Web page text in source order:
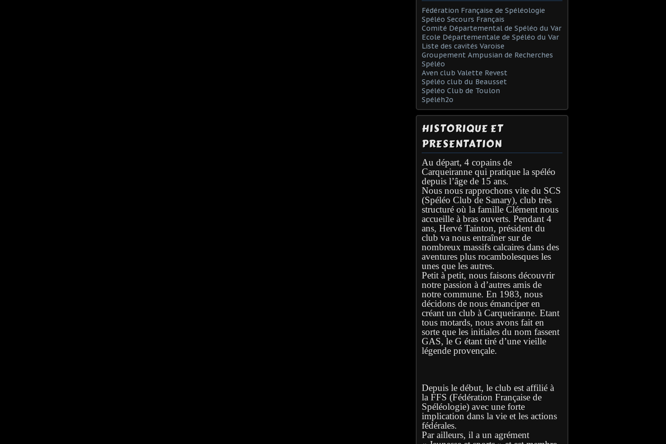
Fédération Française de Spéléologie
Spéléo Secours Français
Comité Départemental de Spéléo du Var
Ecole Départementale de Spéléo du Var
Liste des cavités Varoise
Groupement Ampusian de Recherches
Spéléo
Aven club Valette Revest
Spéléo club du Beausset
Spéléo Club de Toulon
Spéléh2o
HISTORIQUE ET
PRESENTATION
Au départ, 4 copains de
Carqueiranne qui pratique la spéléo
depuis l’âge de 15 ans.
Nous nous rapprochons vite du SCS
(Spéléo Club de Sanary), club très
structuré où la famille Clément nous
accueille à bras ouverts. Pendant 4
ans, Hervé Tainton, président du
club va nous entraîner sur de
nombreux massifs calcaires dans des
aventures plus rocambolesques les
unes que les autres.
Petit à petit, nous faisons découvrir
notre passion à d’autres amis de
notre commune. En 1983, nous
décidons de nous émanciper en
créant un club à Carqueiranne. Etant
tous motards, nous avons fait en
sorte que les initiales du nom fassent
GAS, le G étant tiré d’une vieille
légende provençale.
Depuis le début, le club est affilié à
la FFS (Fédération Française de
Spéléologie) avec une forte
implication dans la vie et les actions
fédérales.
Par ailleurs, il a un agrément